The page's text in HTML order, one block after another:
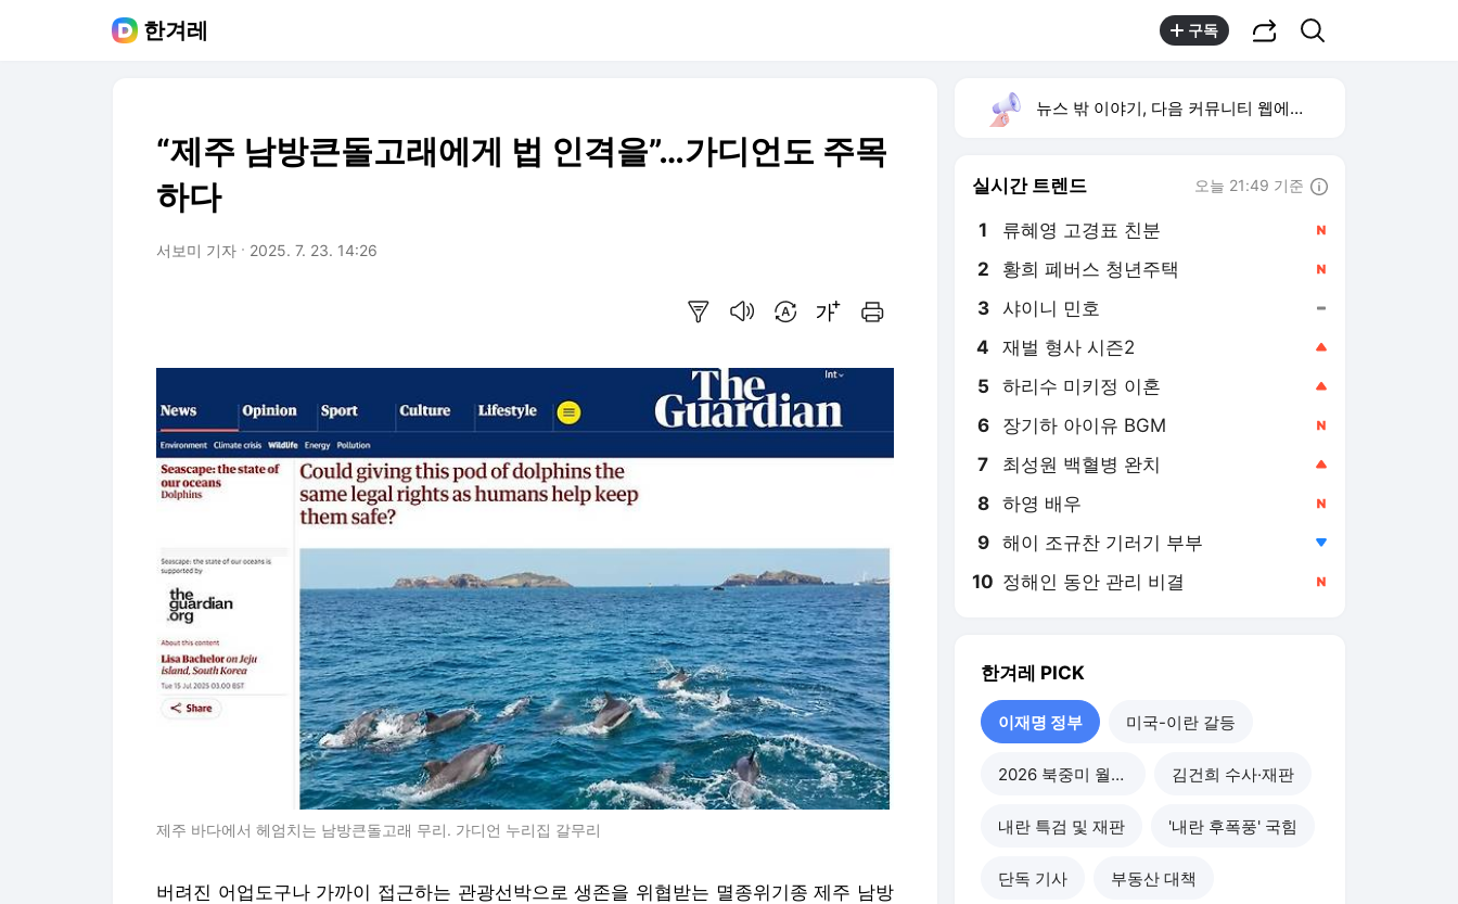
한겨레 구독
“제주 남방큰돌고래에게 법 인격을”…가디언도 주목
하다
서보미 기자 2025. 7. 23. 14:26
제주 바다에서 헤엄치는 남방큰돌고래 무리. 가디언 누리집 갈무리
버려진 어업도구나 가까이 접근하는 관광선박으로 생존을 위협받는 멸종위기종 제주 남방
뉴스 밖 이야기, 다음 커뮤니티 웹에서 보기
실시간 트렌드 오늘 21:49 기준
1 류혜영 고경표 친분
2 황희 폐버스 청년주택
4 재벌 형사 시즌2
5 하리수 미키정 이혼
6 장기하 아이유 BGM
7 최성원 백혈병 완치
8 하영 배우
9 해이 조규찬 기러기 부부
10 정해인 동안 관리 비결
한겨레 PICK
이재명 정부 미국-이란 갈등
2026 북중미 월드컵 김건희 수사·재판
내란 특검 및 재판 '내란 후폭풍' 국힘
단독 기사 부동산 대책